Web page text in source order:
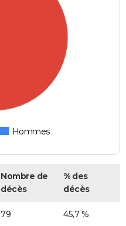
Hommes
Nombre de
décès
% des
décès
79 45,7 %